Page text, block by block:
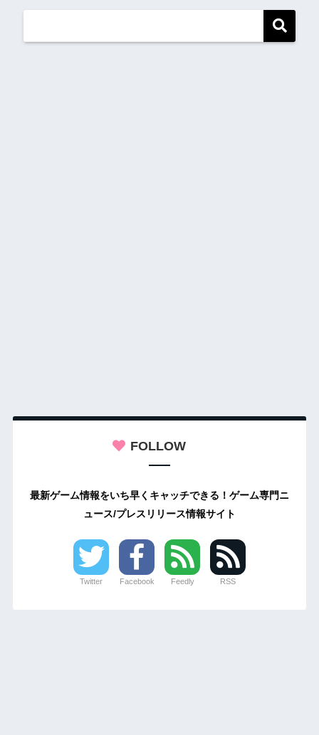
FOLLOW
最新ゲーム情報をいち早くキャッチできる！ゲーム専門ニ
ュース/プレスリリース情報サイト
Twitter Facebook Feedly RSS